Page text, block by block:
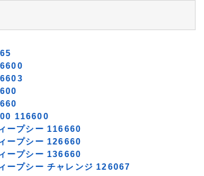
116600
ープシー 116660
ープシー 126660
ープシー 136660
ープシー チャレンジ 126067